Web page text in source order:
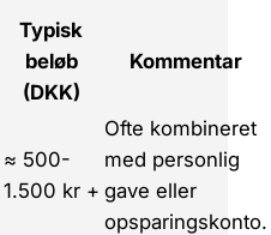
Typisk
beløb
(DKK)
Kommentar
≈ 500-
1.500 kr +
Ofte kombineret
med personlig
gave eller
opsparingskonto.